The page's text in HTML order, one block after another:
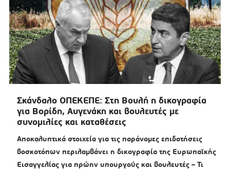
Σκάνδαλο ΟΠΕΚΕΠΕ: Στη Βουλή η δικογραφία
για Βορίδη, Αυγενάκη και βουλευτές με
συνομιλίες και καταθέσεις
Αποκαλυπτικά στοιχεία για τις παράνομες επιδοτήσεις
βοσκοτόπων περιλαμβάνει η δικογραφία της Ευρωπαϊκής
Εισαγγελίας για πρώην υπουργούς και βουλευτές – Τι